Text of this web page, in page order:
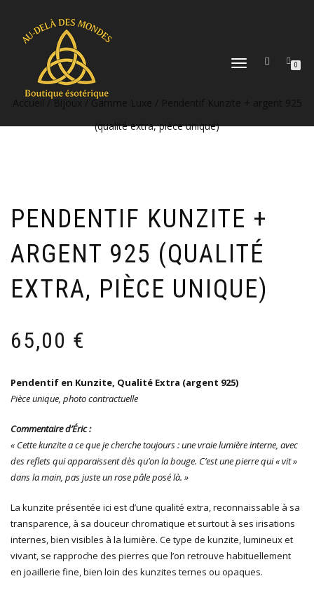
DÉPLIER
0
/ Gamme Luxe
(qualité extra, pièce unique)
PENDENTIF KUNZITE +
ARGENT 925 (QUALITÉ
EXTRA, PIÈCE UNIQUE)
65,00 €
Pendentif en Kunzite, Qualité Extra (argent 925)
Pièce unique, photo contractuelle
Commentaire d’Éric :
« Cette kunzite a ce que je cherche toujours : une vraie lumière interne, avec
des reflets qui apparaissent dès qu’on la bouge. C’est une pierre qui « vit »
dans la main, pas juste un rose pâle posé là. »
La kunzite présentée ici est d’une qualité extra, reconnaissable à sa
transparence, à sa douceur chromatique et surtout à ses irisations
internes, bien visibles à la lumière. Ce type de kunzite, lumineux et
vivant, se rapproche des pierres que l’on retrouve habituellement
en joaillerie fine, bien loin des kunzites ternes ou opaques.